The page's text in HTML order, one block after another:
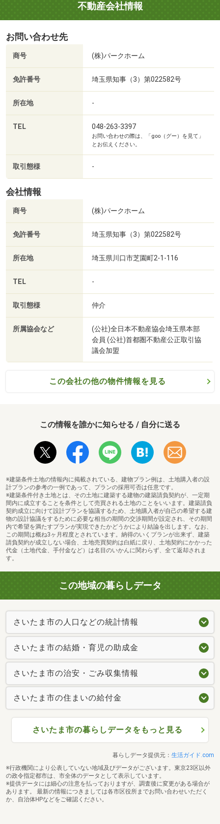
不動産会社情報
お問い合わせ先
商号 (株)パークホーム
免許番号 埼玉県知事（3）第022582号
所在地 -
TEL 048-263-3397
お問い合わせの際は、「goo（グー）を見て」
とお伝えください。
取引態様 -
会社情報
商号 (株)パークホーム
免許番号 埼玉県知事（3）第022582号
所在地 埼玉県川口市芝園町2-1-116
TEL -
取引態様 仲介
所属協会など
(公社)全日本不動産協会埼玉県本部
会員 (公社)首都圏不動産公正取引協
議会加盟
この会社の他の物件情報を見る
この情報を誰かに知らせる / 自分に送る
※建築条件土地の情報内に掲載されている、建物プラン例は、土地購入者の設
計プランの参考の一例であって、プランの採用可否は任意です。
※建築条件付き土地とは、その土地に建築する建物の建築請負契約が、一定期
間内に成立することを条件として売買される土地のことをいいます。建築請負
契約成立に向けて設計プランを協議するため、土地購入者が自己の希望する建
物の設計協議をするために必要な相当の期間の交渉期間が設定され、その期間
内で希望を満たすプランが実現できたかどうかにより結論を出します。なお、
この期間は概ね3ヶ月程度とされています。納得のいくプランが出来ず、建築
請負契約が成立しない場合、土地売買契約は白紙に戻り、土地契約にかかった
代金（土地代金、手付金など）は名目のいかんに関わらず、全て返却されま
す。
この地域の暮らしデータ
さいたま市の人口などの統計情報
さいたま市の結婚・育児の助成金
さいたま市の治安・ごみ収集情報
さいたま市の住まいの給付金
さいたま市の暮らしデータをもっと見る
暮らしデータ提供元： 生活ガイド.com
※行政機関により公表していない地域及びデータがございます。東京23区以外
の政令指定都市は、市全体のデータとして表示しています。
※提供データには細心の注意を払っておりますが、調査後に変更がある場合が
あります。 最新の情報につきましては各市区役所までお問い合わせいただく
か、自治体HPなどをご確認ください。